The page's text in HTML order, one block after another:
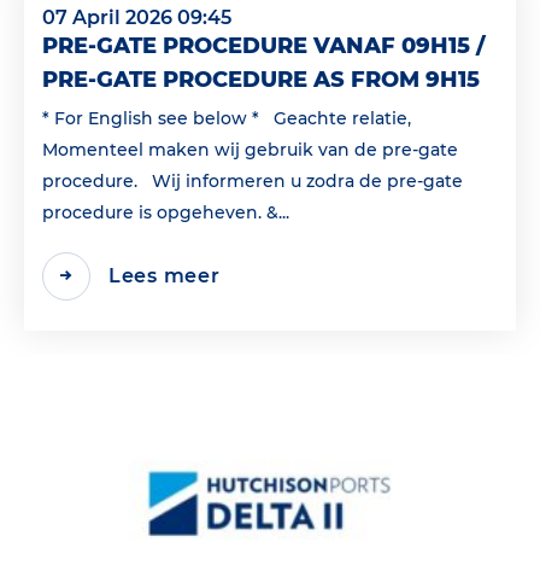
07 April 2026 09:45
PRE-GATE PROCEDURE VANAF 09H15 /
PRE-GATE PROCEDURE AS FROM 9H15
* For English see below * Geachte relatie,
Momenteel maken wij gebruik van de pre-gate
procedure. Wij informeren u zodra de pre-gate
procedure is opgeheven. &...
Lees meer